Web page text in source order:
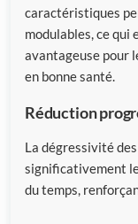
caractéristiques
modulables, ce
avantageuse pour
en bonne santé.
Réduction
La dégressivité
significativement
du temps,